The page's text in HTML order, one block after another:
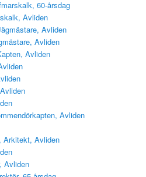
60-årsdag
Avliden
Avliden
Avliden
Avliden
Avliden
Arkitekt, Avliden
Avliden